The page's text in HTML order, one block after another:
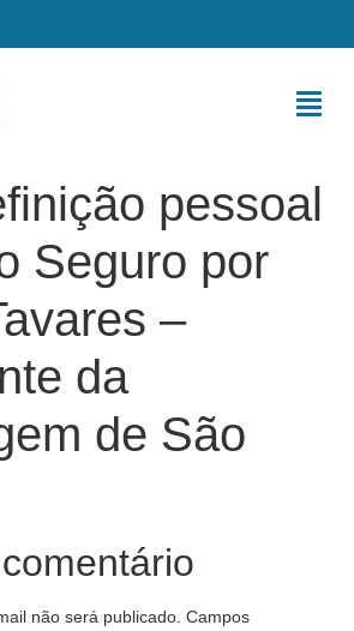
pessoal
Seguro por
–
da
de São
não será publicado. Campos